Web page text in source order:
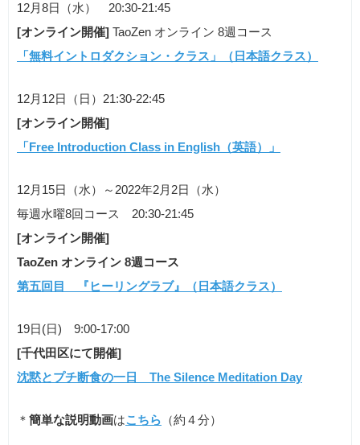
12月8日（水） 20:30-21:45
[オンライン開催] TaoZen オンライン 8週コース
「無料イントロダクション・クラス」（日本語クラス）
12月12日（日）21:30-22:45
[オンライン開催]
「Free Introduction Class in English（英語）」
12月15日（水）～2022年2月2日（水）
毎週水曜8回コース 20:30-21:45
[オンライン開催]
TaoZen オンライン 8週コース
第五回目 『ヒーリングラブ』（日本語クラス）
19日(日) 9:00-17:00
[千代田区にて開催]
沈黙とプチ断食の一日 The Silence Meditation Day
＊ 簡単な説明動画はこちら （約４分）